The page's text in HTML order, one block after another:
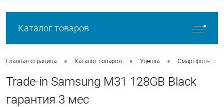
Каталог товаров
Главная страница • Каталог товаров • Уценка • Смартфоны из
Trade-in Samsung M31 128GB Black
гарантия 3 мес
без переплат
Сегодня